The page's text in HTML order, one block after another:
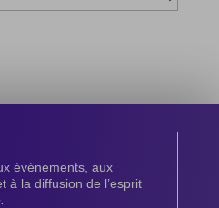
événements, aux
à la diffusion de l’esprit